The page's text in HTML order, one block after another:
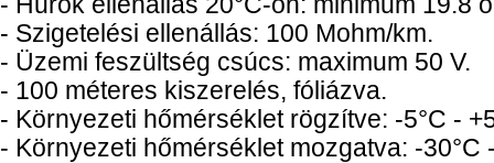
- Szigetelési ellenállás: 100 Mohm/km.
- Üzemi feszültség csúcs: maximum 50 V.
- 100 méteres kiszerelés, fóliázva.
- Környezeti hőmérséklet rögzítve: -5°C -
- Környezeti hőmérséklet mozgatva: -30°C